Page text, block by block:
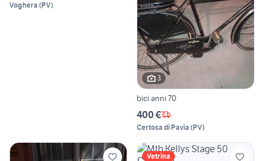
Voghera (PV)
3
bici anni 70
400 €
Certosa di Pavia (PV)
Vetrina